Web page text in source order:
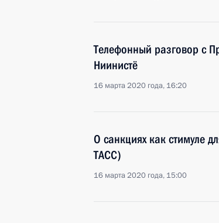
Телефонный разговор с
Ниинистё
16 марта 2020 года, 16:20
О санкциях как стимуле
ТАСС)
16 марта 2020 года, 15:00